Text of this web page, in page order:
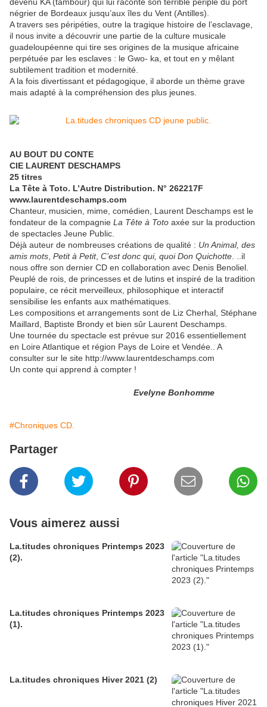
négrier de Bordeaux jusqu’aux îles du Vent (Antilles).
A travers ses péripéties, outre la tragique histoire de l’esclavage,
il nous invite a découvrir une partie de la culture musicale
guadeloupéenne qui tire ses origines de la musique africaine
perpétuée par les esclaves : le Gwo- ka, et tout en y mêlant
subtilement tradition et modernité.
A la fois divertissant et pédagogique, il aborde un thème grave
mais adapté à la compréhension des plus jeunes.
AU BOUT DU CONTE
CIE LAURENT DESCHAMPS
25 titres
La Tête à Toto. L’Autre Distribution. N° 262217F
www.laurentdeschamps.com
Chanteur, musicien, mime, comédien, Laurent Deschamps est le
fondateur de la compagnie La Tête à Toto axée sur la production
de spectacles Jeune Public.
Déjà auteur de nombreuses créations de qualité : Un Animal, des
amis mots Petit à Petit, C’est donc qui, quoi Don Quichotte . ..il
nous offre son dernier CD en collaboration avec Denis Benoliel.
Peuplé de rois, de princesses et de lutins et inspiré de la tradition
populaire, ce récit merveilleux, philosophique et interactif
sensibilise les enfants aux mathématiques.
Les compositions et arrangements sont de Liz Cherhal, Stéphane
Maillard, Baptiste Brondy et bien sûr Laurent Deschamps.
Une tournée du spectacle est prévue sur 2016 essentiellement
en Loire Atlantique et région Pays de Loire et Vendée.. A
consulter sur le site http://www.laurentdeschamps.com
Un conte qui apprend à compter !
Evelyne Bonhomme
#Chroniques CD.
Partager
Vous aimerez aussi
La.titudes chroniques Printemps 2023
(2).
La.titudes chroniques Printemps 2023
(1).
La.titudes chroniques Hiver 2021 (2)